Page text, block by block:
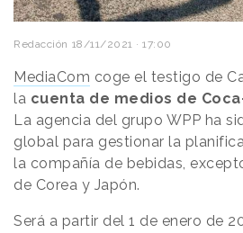
Redacción 18/11/2021 · 17:00
MediaCom coge el testigo de
la cuenta de medios de
La agencia del grupo WPP ha
global para gestionar la
la compañía de bebidas,
de Corea y Japón.
Será a partir del 1 de enero de